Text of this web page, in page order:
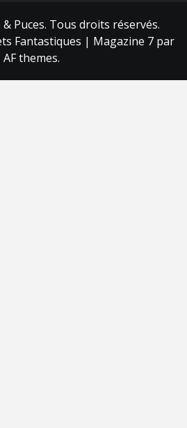
Puces. Tous droits réservés.
Fantastiques | Magazine 7 par
AF themes.